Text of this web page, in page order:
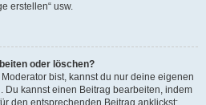
erstellen“ usw.
oder löschen?
bist, kannst du nur deine eigenen
Du kannst einen Beitrag bearbeiten, indem
den entsprechenden Beitrag anklickst;